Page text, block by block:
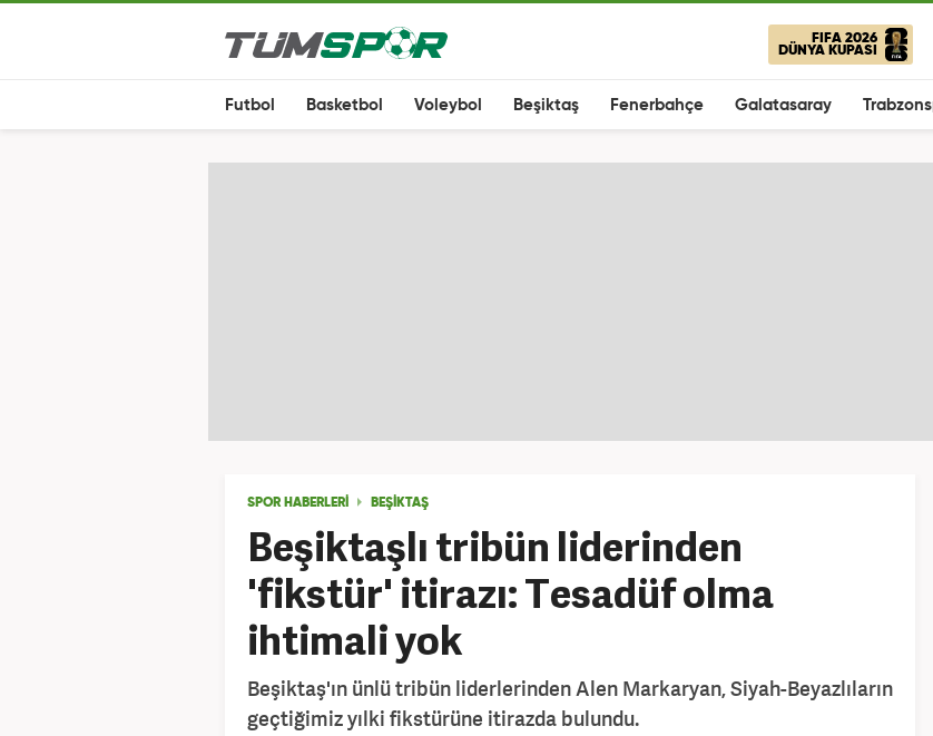
FIFA 2026
DÜNYA KUPASI
Futbol Basketbol Voleybol Beşiktaş Fenerbahçe Galatasaray
SPOR HABERLERİ BEŞIKTAŞ
Beşiktaşlı tribün liderinden
'fikstür' itirazı: Tesadüf olma
ihtimali yok
Beşiktaş'ın ünlü tribün liderlerinden Alen Markaryan, Siyah-Beyazlıların
geçtiğimiz yılki fikstürüne itirazda bulundu.